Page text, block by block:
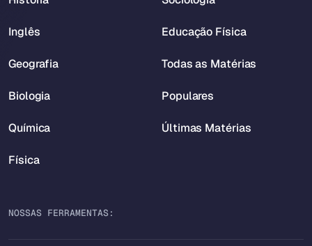
Inglês
Geografia
Biologia
Química
Física
Educação Física
Todas as Matérias
Populares
Últimas Matérias
NOSSAS FERRAMENTAS: